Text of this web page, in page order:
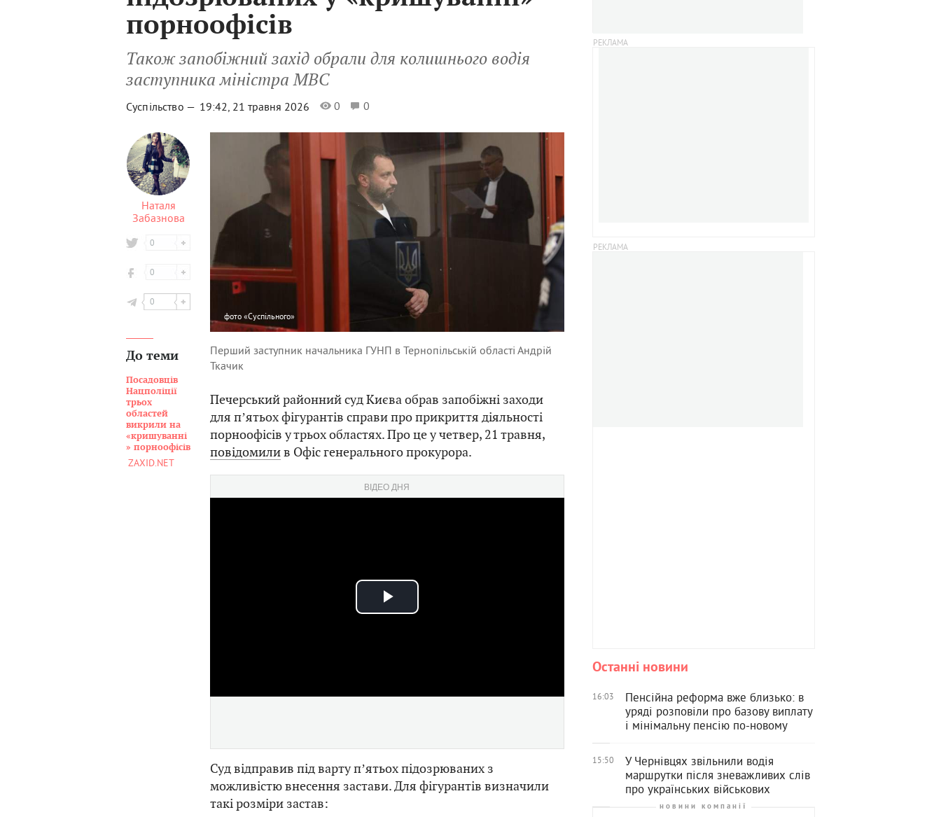
порноофісів
Також запобіжний захід обрали для колишнього водія
заступника міністра МВС
Суспільство — 19:42, 21 травня 2026 0 0
Наталя
Забазнова
0
0
0
До теми
Посадовців
Нацполіції
трьох
областей
викрили на
«кришуванні
» порноофісів
ZAXID.NET
фото «Суспільного»
Перший заступник начальника ГУНП в Тернопільській області Андрій
Ткачик
Печерський районний суд Києва обрав запобіжні заходи
для пʼятьох фігурантів справи про прикриття діяльності
порноофісів у трьох областях. Про це у четвер, 21 травня,
повідомилив Офіс генерального прокурора.
ВІДЕО ДНЯ
Play
Суд відправив під варту пʼятьох підозрюваних з
можливістю внесення застави. Для фігурантів визначили
такі розміри застав:
Останні новини
16:03
Пенсійна реформа вже близько: в
уряді розповіли про базову виплату
і мінімальну пенсію по-новому
15:50
У Чернівцях звільнили водія
маршрутки після зневажливих слів
про українських військових
новини компанії